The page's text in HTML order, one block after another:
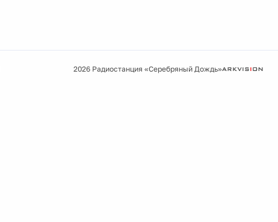
2026 Радиостанция «Серебряный Дождь»